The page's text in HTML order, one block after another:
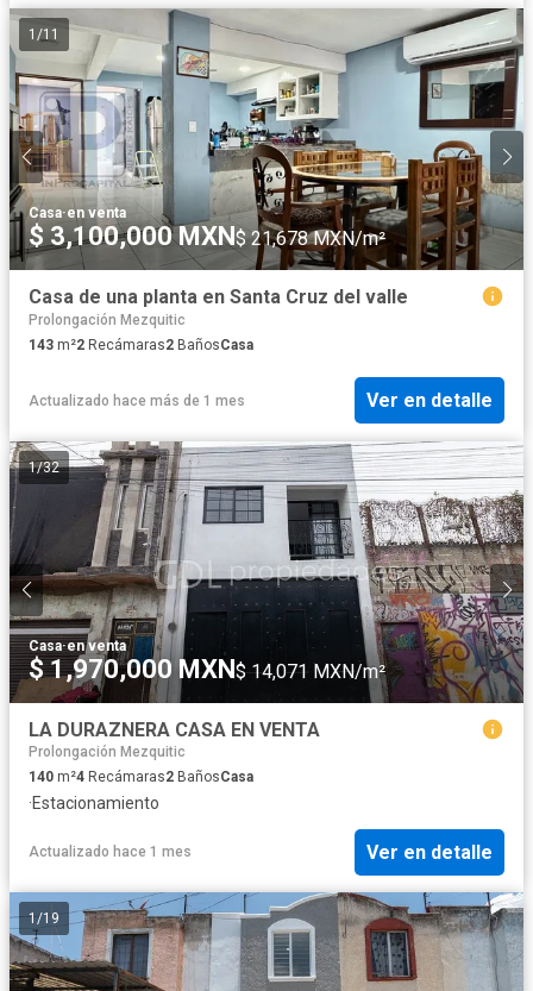
1 /11
Casa·en venta
$ 3,100,000 MXN$ 21,678 MXN/m²
Casa de una planta en Santa Cruz del valle
Prolongación Mezquitic
143 m²2 Recámaras2 BañosCasa
Actualizado hace más de 1 mes Ver en detalle
1/32
Casa·en venta
$ 1,970,000 MXN$ 14,071 MXN/m²
LA DURAZNERA CASA EN VENTA
Prolongación Mezquitic
140 m²4 Recámaras2 BañosCasa
·Estacionamiento
Actualizado hace 1 mes Ver en detalle
1 /19